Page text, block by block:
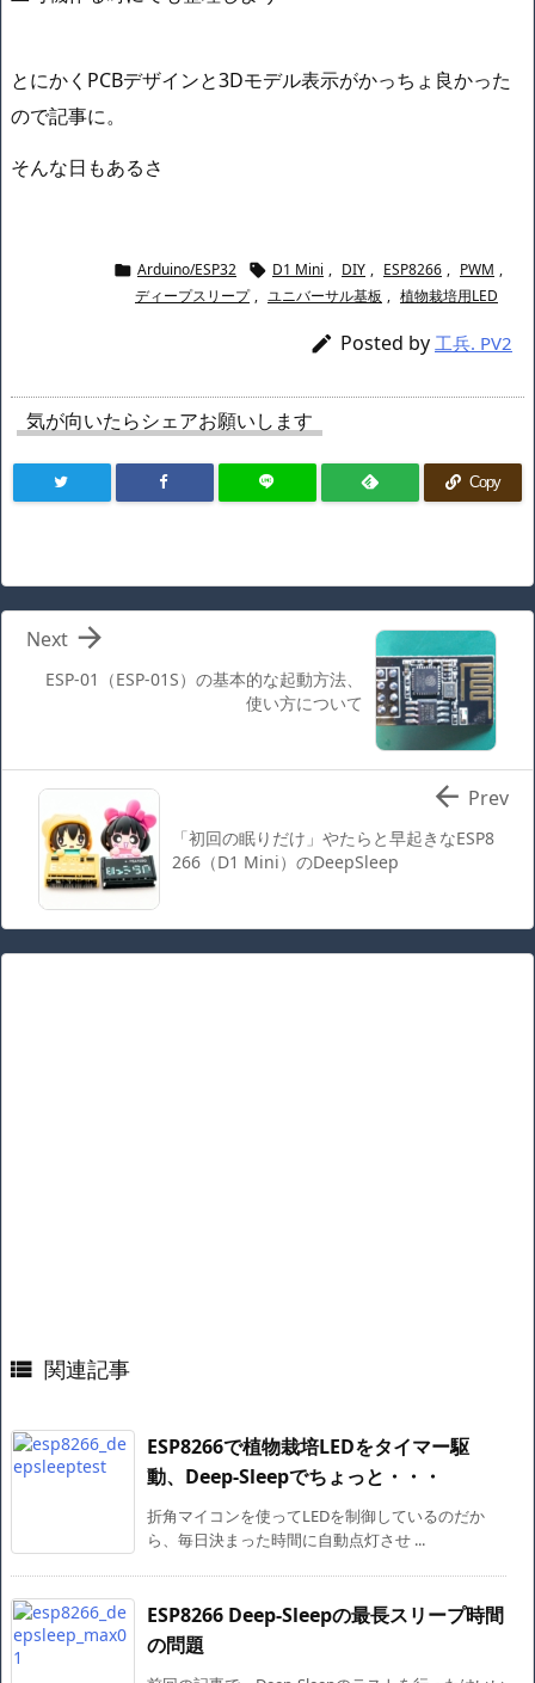
とにかくPCBデザインと3Dモデル表示がかっちょ良かった
ので記事に。
そんな日もあるさ
 Arduino/ESP32  D1 Mini , DIY , ESP8266 , PWM ,
ディープスリープ , ユニバーサル基板 , 植物栽培用LED
 Posted by 工兵. PV2
気が向いたらシェアお願いします
Copy
ESP-01（ESP-01S）の基本的な起動方法、
使い方について

Next
「初回の眠りだけ」やたらと早起きなESP8
266（D1 Mini）のDeepSleep
 Prev
 関連記事
ESP8266で植物栽培LEDをタイマー駆
動、Deep-Sleepでちょっと・・・
折角マイコンを使ってLEDを制御しているのだか
ら、毎日決まった時間に自動点灯させ ...
ESP8266 Deep-Sleepの最長スリープ時間
の問題